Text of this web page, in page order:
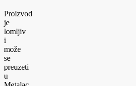
Proizvod
je
lomljiv
i
može
se
preuzeti
u